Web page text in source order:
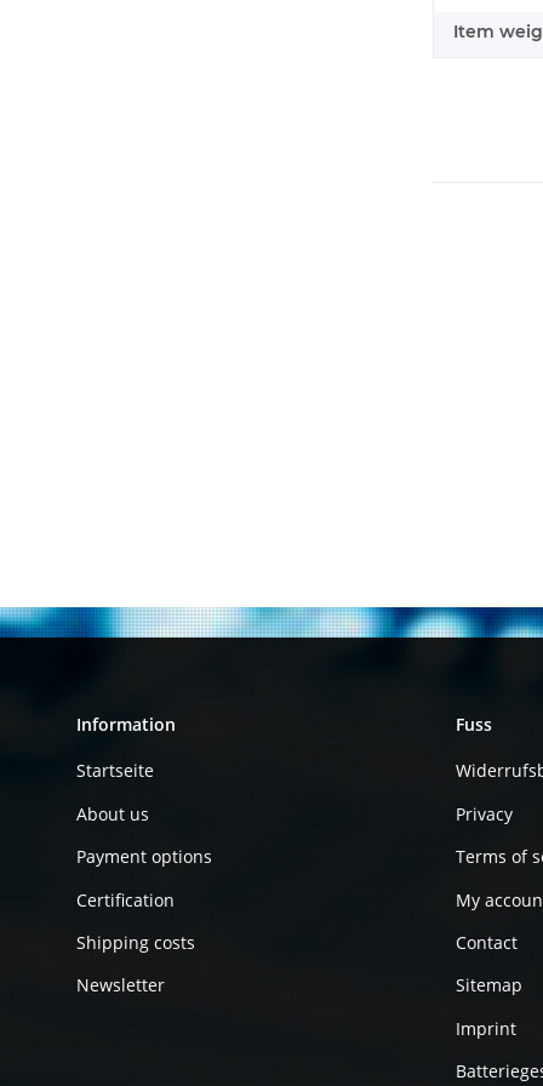
Item
Information
Startseite
About us
Payment options
Certification
Shipping costs
Newsletter
Fuss
Privacy
Terms of
My
Contact
Sitemap
Imprint